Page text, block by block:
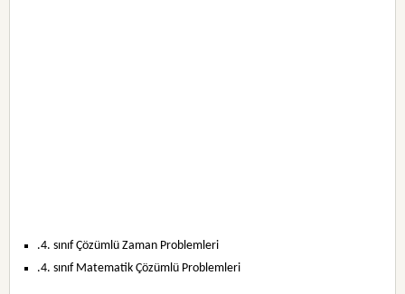
.4. sınıf Çözümlü Zaman Problemleri
.4. sınıf Matematik Çözümlü Problemleri